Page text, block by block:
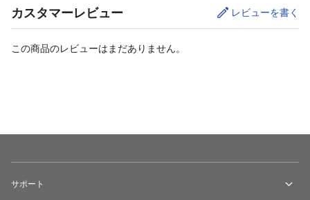
カスタマーレビュー レビューを書く
この商品のレビューはまだありません。
サポート